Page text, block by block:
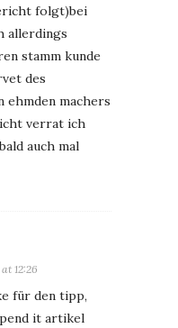
folgt)bei
allerdings
stamm kunde
des
ehmden machers
verrat ich
auch mal
12:26
für den tipp,
it artikel